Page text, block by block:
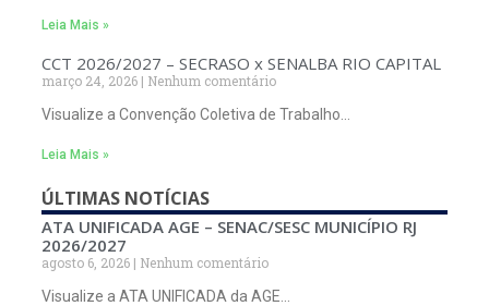
Leia Mais »
CCT 2026/2027 – SECRASO x SENALBA RIO CAPITAL
março 24, 2026
Nenhum comentário
Visualize a Convenção Coletiva de Trabalho…
Leia Mais »
ÚLTIMAS NOTÍCIAS
ATA UNIFICADA AGE – SENAC/SESC MUNICÍPIO RJ
2026/2027
agosto 6, 2026
Nenhum comentário
Visualize a ATA UNIFICADA da AGE…